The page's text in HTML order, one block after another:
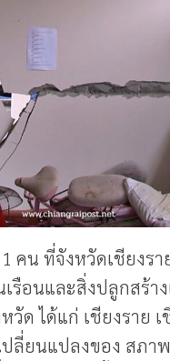
คน ที่จังหวัดเชียงร
รือนและสิ่งปลูกสร้า
ด ได้แก่ เชียงราย
ปลี่ยนแปลงของ สภ